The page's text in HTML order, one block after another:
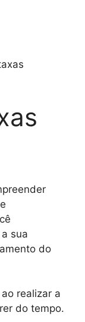
sua
do
realizar a
do tempo.